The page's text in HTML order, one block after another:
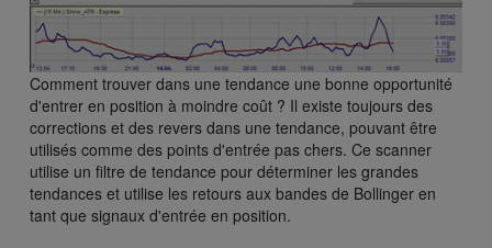
Comment trouver dans une tendance une bonne opportunité
d'entrer en position à moindre coût ? Il existe toujours des
corrections et des revers dans une tendance, pouvant être
utilisés comme des points d'entrée pas chers. Ce scanner
utilise un filtre de tendance pour déterminer les grandes
tendances et utilise les retours aux bandes de Bollinger en
tant que signaux d'entrée en position.